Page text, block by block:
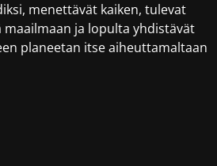
menettävät kaiken, tulevat
ja lopulta yhdistävät
planeetan itse aiheuttamaltaan